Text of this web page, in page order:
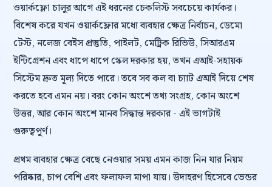
ওয়ার্কফ্লো চালুর আগে এই ধরনের চেকলিস্ট সবচেয়ে কার্যকর।
বিশেষ করে যখন ওয়ার্কফ্লোর মধ্যে ব্যবহার ক্ষেত্র নির্বাচন, ডেমো
টেস্ট, নলেজ বেইস প্রস্তুতি, পাইলট, মেট্রিক রিভিউ, সিআরএম
ইন্টিগ্রেশন এবং ধাপে ধাপে স্কেল দরকার হয়, তখন এআই-সহায়ক
সিস্টেম দ্রুত মূল্য দিতে পারে। তবে সব কল বা চ্যাট এআই দিয়ে শেষ
করতে হবে এমন নয়। বরং কোন অংশে তথ্য সংগ্রহ, কোন অংশে
উত্তর, আর কোন অংশে মানব সিদ্ধান্ত দরকার - এই ভাগটাই
গুরুত্বপূর্ণ।
প্রথম ব্যবহার ক্ষেত্র বেছে নেওয়ার সময় এমন কাজ নিন যার নিয়ম
পরিষ্কার, চাপ বেশি এবং ফলাফল মাপা যায়। উদাহরণ হিসেবে ভেন্ডর